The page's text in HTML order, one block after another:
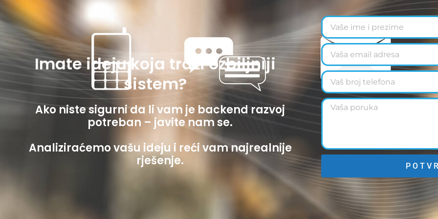
Imate ideju koja traži ozbiljniji
sistem?
Ako niste sigurni da li vam je backend razvoj
potreban – javite nam se.
Analiziraćemo vašu ideju i reći vam najrealnije
rješenje.
P O T V